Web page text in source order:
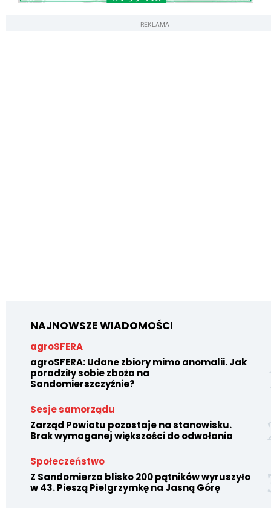
REKLAMA
NAJNOWSZE WIADOMOŚCI
agroSFERA
agroSFERA: Udane zbiory mimo anomalii. Jak
poradziły sobie zboża na
Sandomierszczyźnie?
Sesje samorządu
Zarząd Powiatu pozostaje na stanowisku.
Brak wymaganej większości do odwołania
Społeczeństwo
Z Sandomierza blisko 200 pątników wyruszyło
w 43. Pieszą Pielgrzymkę na Jasną Górę